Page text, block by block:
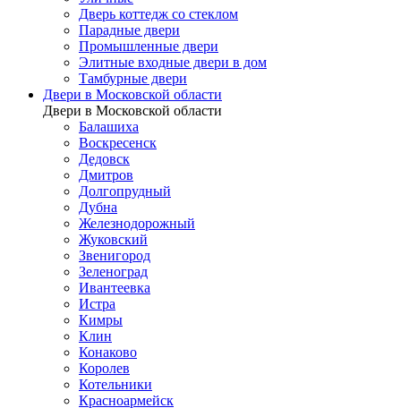
Дверь коттедж со стеклом
Парадные двери
Промышленные двери
Элитные входные двери в дом
Тамбурные двери
Двери в Московской области
Двери в Московской области
Балашиха
Воскресенск
Дедовск
Дмитров
Долгопрудный
Дубна
Железнодорожный
Жуковский
Звенигород
Зеленоград
Ивантеевка
Истра
Кимры
Клин
Конаково
Королев
Котельники
Красноармейск